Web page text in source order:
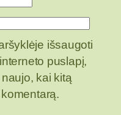
išsaugoti
puslapį,
kai kitą